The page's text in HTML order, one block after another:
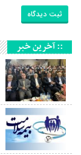
:: آخرین خبر